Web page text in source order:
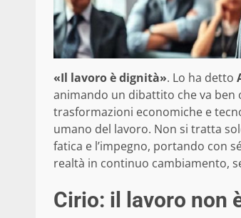
«Il lavoro è dignità». Lo ha detto
animando un dibattito che va ben
trasformazioni economiche e
umano del lavoro. Non si tratta
fatica e l’impegno, portando con
realtà in continuo cambiamento,
Cirio: il lavoro non